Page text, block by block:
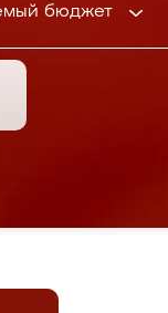
бюджет